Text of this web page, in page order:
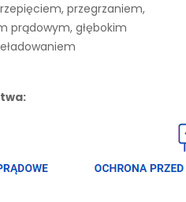
przegrzaniem,
prądowym, głębokim